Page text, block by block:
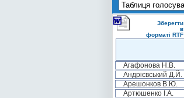
Зберегти
в
форматі RTF
Агафонова Н.В.
Андрієвський Д.Й.
Арешонков В.Ю.
Артюшенко І.А.